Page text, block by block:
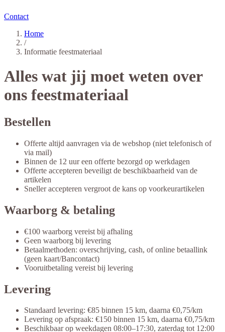
Contact
Home
/
Informatie feestmateriaal
Alles wat jij moet weten over
ons feestmateriaal
Bestellen
Offerte altijd aanvragen via de webshop (niet telefonisch of
via mail)
Binnen de 12 uur een offerte bezorgd op werkdagen
Offerte accepteren beveiligt de beschikbaarheid van de
artikelen
Sneller accepteren vergroot de kans op voorkeurartikelen
Waarborg & betaling
€100 waarborg vereist bij afhaling
Geen waarborg bij levering
Betaalmethoden: overschrijving, cash, of online betaallink
(geen kaart/Bancontact)
Vooruitbetaling vereist bij levering
Levering
Standaard levering: €85 binnen 15 km, daarna €0,75/km
Levering op afspraak: €150 binnen 15 km, daarna €0,75/km
Beschikbaar op weekdagen 08:00–17:30, zaterdag tot 12:00